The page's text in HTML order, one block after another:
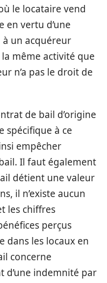
le locataire vend
en vertu d’une
un acquéreur
même activité que
n’a pas le droit de
de bail d’origine
spécifique à ce
empêcher
Il faut également
détient une valeur
il n’existe aucun
les chiffres
perçus
dans les locaux en
concerne
d’une indemnité par